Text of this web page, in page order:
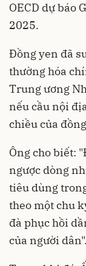
OECD dự báo
2025.
Đồng yen đã
thường hóa
Trung ương
nếu cầu nội
chiều của
Ông cho biết:
ngược dòng
tiêu dùng
theo một chu
đà phục hồi
của người dân".